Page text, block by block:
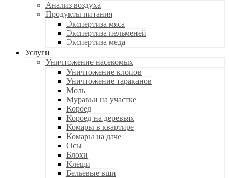
Анализ воздуха
Продукты питания
Экспертиза мяса
Экспертиза пельменей
Экспертиза меда
Услуги
Уничтожение насекомых
Уничтожение клопов
Уничтожение тараканов
Моль
Муравьи на участке
Короед
Короед на деревьях
Комары в квартире
Комары на даче
Осы
Блохи
Клещи
Бельевые вши